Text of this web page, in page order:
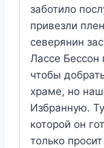
заботило
привезли
северянин
Лассе Бессон
чтобы
храме, но
Избранную.
которой он
только